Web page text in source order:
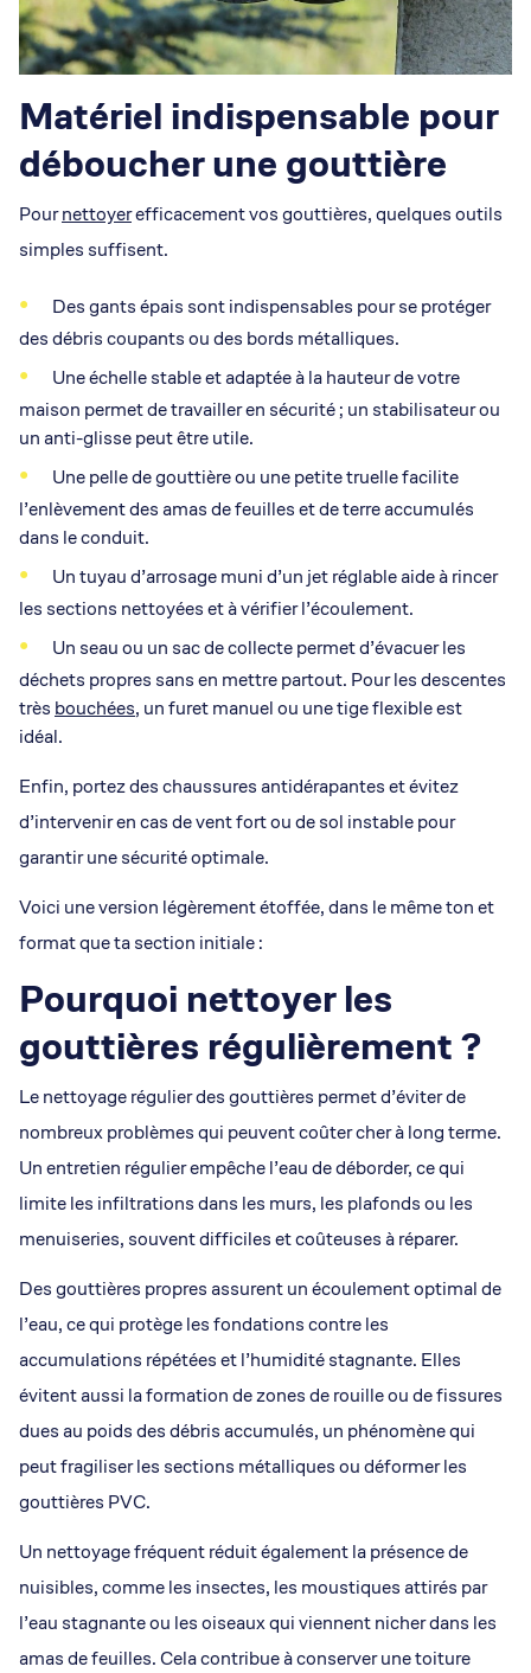
Matériel indispensable pour
déboucher une gouttière
Pournettoyerefficacement vos gouttières, quelques outils
simples suffisent.
Des gants épais sont indispensables pour se protéger
des débris coupants ou des bords métalliques.
Une échelle stable et adaptée à la hauteur de votre
maison permet de travailler en sécurité ; un stabilisateur ou
un anti-glisse peut être utile.
Une pelle de gouttière ou une petite truelle facilite
l’enlèvement des amas de feuilles et de terre accumulés
dans le conduit.
Un tuyau d’arrosage muni d’un jet réglable aide à rincer
les sections nettoyées et à vérifier l’écoulement.
Un seau ou un sac de collecte permet d’évacuer les
déchets propres sans en mettre partout. Pour les descentes
très bouchées, un furet manuel ou une tige flexible est
idéal.
Enfin, portez des chaussures antidérapantes et évitez
d’intervenir en cas de vent fort ou de sol instable pour
garantir une sécurité optimale.
Voici une version légèrement étoffée, dans le même ton et
format que ta section initiale :
Pourquoi nettoyer les
gouttières régulièrement ?
Le nettoyage régulier des gouttières permet d’éviter de
nombreux problèmes qui peuvent coûter cher à long terme.
Un entretien régulier empêche l’eau de déborder, ce qui
limite les infiltrations dans les murs, les plafonds ou les
menuiseries, souvent difficiles et coûteuses à réparer.
Des gouttières propres assurent un écoulement optimal de
l’eau, ce qui protège les fondations contre les
accumulations répétées et l’humidité stagnante. Elles
évitent aussi la formation de zones de rouille ou de fissures
dues au poids des débris accumulés, un phénomène qui
peut fragiliser les sections métalliques ou déformer les
gouttières PVC.
Un nettoyage fréquent réduit également la présence de
nuisibles, comme les insectes, les moustiques attirés par
l’eau stagnante ou les oiseaux qui viennent nicher dans les
amas de feuilles. Cela contribue à conserver une toiture